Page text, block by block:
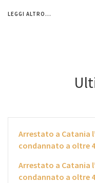
LEGGI ALTRO...
Arrestato a Catania
condannato a oltre
Arrestato a Catania
condannato a oltre